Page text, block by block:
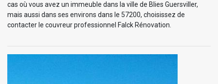
cas où vous avez un immeuble dans la ville de Blies Guersviller,
mais aussi dans ses environs dans le 57200, choisissez de
contacter le couvreur professionnel Falck Rénovation.